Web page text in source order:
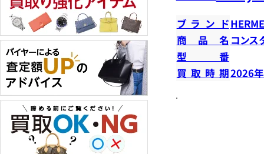
ブランド
商品名 コンス
型番
買取時期2026